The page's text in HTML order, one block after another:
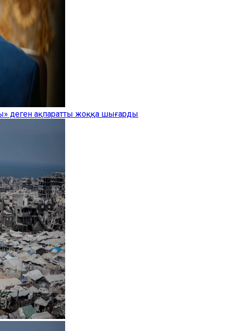
деген ақпаратты жоққа шығарды